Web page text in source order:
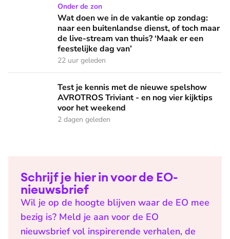
Wat doen we in de vakantie op zondag: naar een
Onder de zon
Wat doen we in de vakantie op zondag:
naar een buitenlandse dienst, of toch maar
de live-stream van thuis? ‘Maak er een
feestelijke dag van’
22 uur geleden
Test je kennis met de nieuwe spelshow AVROTROS
Test je kennis met de nieuwe spelshow
AVROTROS Triviant - en nog vier kijktips
voor het weekend
2 dagen geleden
Schrijf je hier in voor de EO-
nieuwsbrief
Wil je op de hoogte blijven waar de EO mee
bezig is? Meld je aan voor de EO
nieuwsbrief vol inspirerende verhalen, de